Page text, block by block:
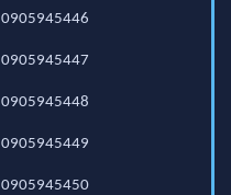
0905945446
0905945447
0905945448
0905945449
0905945450